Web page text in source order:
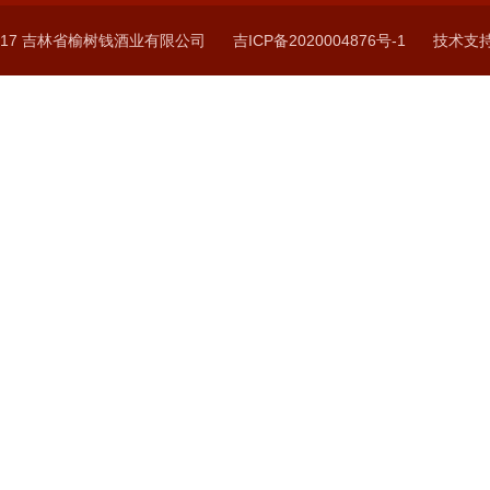
吉林省榆树钱酒业有限公司 吉ICP备2020004876号-1 技术支